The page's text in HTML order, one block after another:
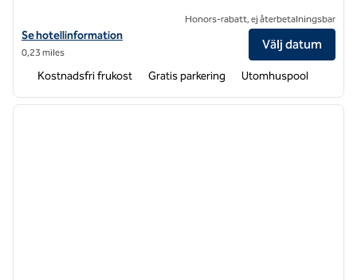
Visa hotelldetaljer för Hampton Inn Fairhope-Mobile Bay
Se hotellinformation
0,23 miles
Honors-rabatt, ej återbetalningsbar
Välj datum
Kostnadsfri frukost Gratis parkering Utomhuspool
1 av 12
nästa